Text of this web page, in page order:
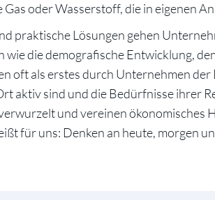
oder Wasserstoff, die in eigenen
praktische Lösungen gehen
die demografische Entwicklung,
oft als erstes durch Unternehmen
aktiv sind und die Bedürfnisse ihrer
und vereinen ökonomisches
für uns: Denken an heute, morgen